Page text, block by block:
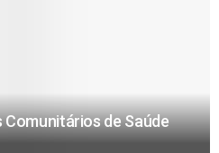
de Saúde